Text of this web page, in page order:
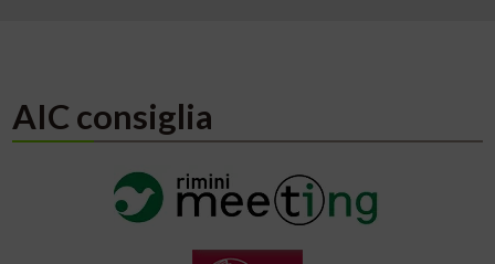
AIC consiglia